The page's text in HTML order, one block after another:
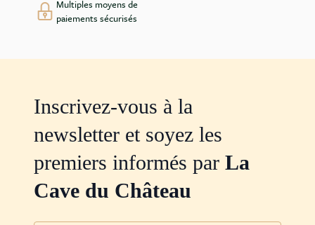
Multiples moyens de
paiements sécurisés
Inscrivez-vous à la
newsletter et soyez les
premiers informés par La
Cave du Château